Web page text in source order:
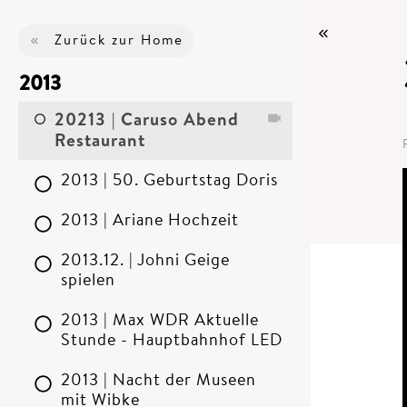
Zurück zur Home
2013
20213 | Caruso Abend
Restaurant
2013 | 50. Geburtstag Doris
2013 | Ariane Hochzeit
2013.12. | Johni Geige
spielen
2013 | Max WDR Aktuelle
Stunde - Hauptbahnhof LED
2013 | Nacht der Museen
mit Wibke